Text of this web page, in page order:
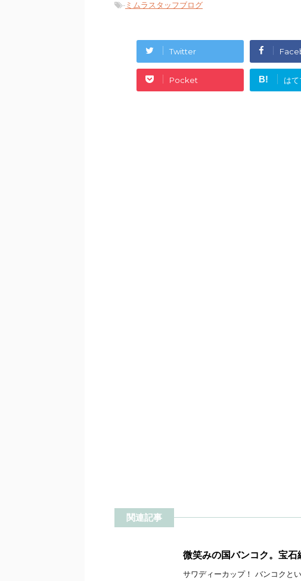
- ミムラスタッフブログ
Twitter
Pocket B! はて
関連記事
微笑みの国バンコク。宝石
サワディーカップ！ バンコクと